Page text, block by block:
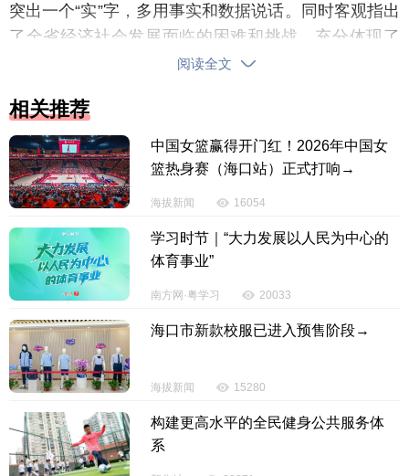
突出一个“实”字，多用事实和数据说话。同时客观指出
了全省经济社会发展面临的困难和挑战，充分体现了
省委、省政府坚持问题导向、勇于担当负责的精神。
确“十五五”目标的基础上，用“八个聚焦”简要阐述了发
展思路，方向明确、路径清晰。在2026年工作谋划部
分作出科学细致的部署安排，不仅彰显了一张蓝图绘
到底的战略定力，更充分体现了省委、省政府时不我
省人大代表严音莉说，政府工作报告紧跟时代、
站位高远、求真务实、催人奋进，充分彰显了努力把
重要门户的担当作为。
【内容审核：孙令卫】
阅读全文
相关推荐
中国女篮赢得开门红！2026年中国女
篮热身赛（海口站）正式打响→
海拔新闻 16054
学习时节｜“大力发展以人民为中心的
体育事业”
南方网·粤学习 20033
海口市新款校服已进入预售阶段→
海拔新闻 15280
构建更高水平的全民健身公共服务体
系